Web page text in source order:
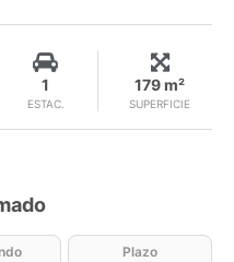
ESTAC.
1
SUPERFICIE
179 m²
estimado
Plazo